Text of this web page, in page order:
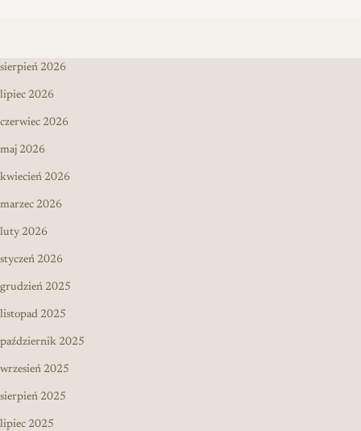
sierpień 2026
lipiec 2026
czerwiec 2026
maj 2026
kwiecień 2026
marzec 2026
luty 2026
styczeń 2026
grudzień 2025
listopad 2025
październik 2025
wrzesień 2025
sierpień 2025
lipiec 2025